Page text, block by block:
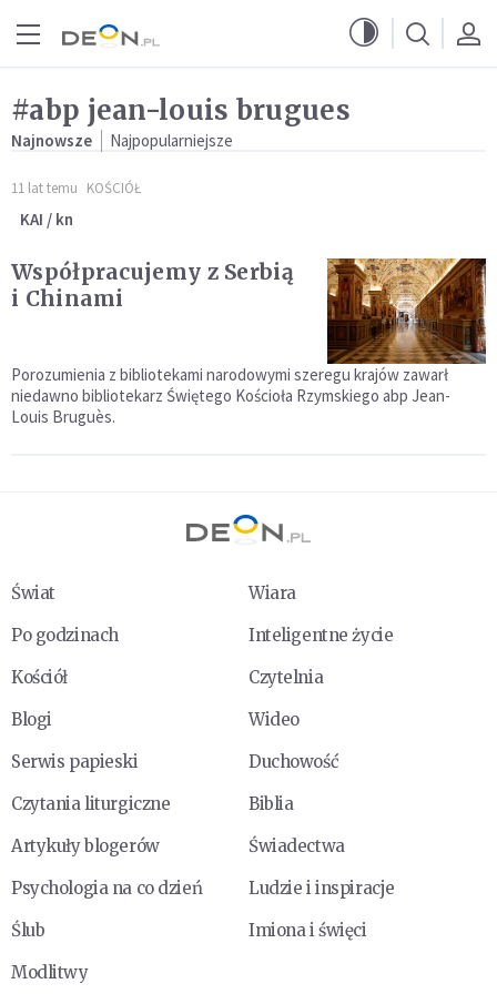
#abp jean-louis brugues
Najnowsze Najpopularniejsze
11 lat temu KOŚCIÓŁ
KAI / kn
Współpracujemy z Serbią
i Chinami
Porozumienia z bibliotekami narodowymi szeregu krajów zawarł
niedawno bibliotekarz Świętego Kościoła Rzymskiego abp Jean-
Louis Bruguès.
Świat
Wiara
Po godzinach
Inteligentne życie
Kościół
Czytelnia
Blogi
Wideo
Serwis papieski
Duchowość
Czytania liturgiczne
Biblia
Artykuły blogerów
Świadectwa
Psychologia na co dzień
Ludzie i inspiracje
Ślub
Imiona i święci
Modlitwy